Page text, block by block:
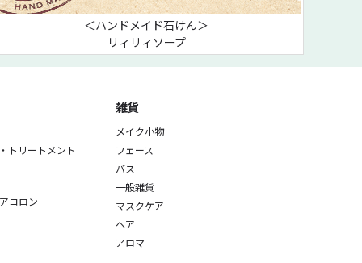
＜ハンドメイド石けん＞
リィリィソープ
トリートメント
コロン
雑貨
メイク小物
フェース
バス
一般雑貨
マスクケア
ヘア
アロマ